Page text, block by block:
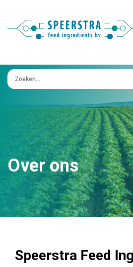
Zoeken op:
Over ons
Speerstra Feed